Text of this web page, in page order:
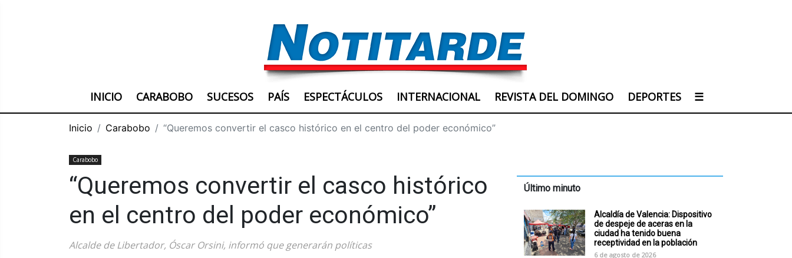
INICIO CARABOBO SUCESOS PAÍS ESPECTÁCULOS INTERNACIONAL REVISTA DEL DOMINGO DEPORTES ☰
Inicio Carabobo “Queremos convertir el casco histórico en el centro del poder económico”
Carabobo
“Queremos convertir el casco histórico
en el centro del poder económico”
Alcalde de Libertador, Óscar Orsini, informó que generarán políticas
Último minuto
Alcaldía de Valencia: Dispositivo
de despeje de aceras en la
ciudad ha tenido buena
receptividad en la población
6 de agosto de 2026